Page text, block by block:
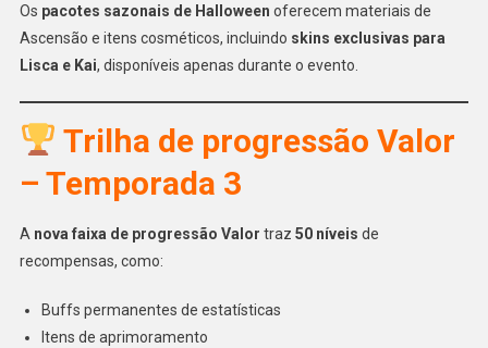
Os pacotes sazonais de Halloween oferecem materiais de
Ascensão e itens cosméticos, incluindo skins exclusivas para
Lisca e Kai, disponíveis apenas durante o evento.
Trilha de progressão Valor
– Temporada 3
A nova faixa de progressão Valor traz 50 níveis de
recompensas, como:
Buffs permanentes de estatísticas
Itens de aprimoramento